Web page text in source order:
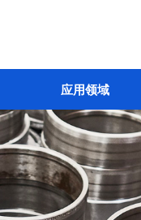
应用领域